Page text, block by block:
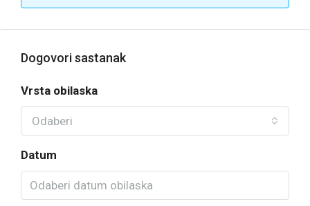
Dogovori sastanak
Vrsta obilaska
Odaberi
Datum